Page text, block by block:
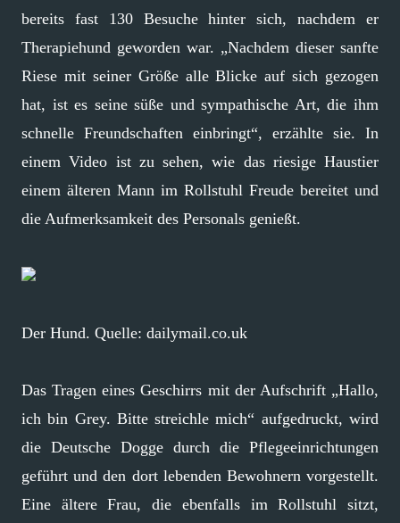
bereits fast 130 Besuche hinter sich, nachdem er
Therapiehund geworden war. „Nachdem dieser sanfte
Riese mit seiner Größe alle Blicke auf sich gezogen
hat, ist es seine süße und sympathische Art, die ihm
schnelle Freundschaften einbringt“, erzählte sie. In
einem Video ist zu sehen, wie das riesige Haustier
einem älteren Mann im Rollstuhl Freude bereitet und
die Aufmerksamkeit des Personals genießt.
Der Hund. Quelle: dailymail.co.uk
Das Tragen eines Geschirrs mit der Aufschrift „Hallo,
ich bin Grey. Bitte streichle mich“ aufgedruckt, wird
die Deutsche Dogge durch die Pflegeeinrichtungen
geführt und den dort lebenden Bewohnern vorgestellt.
Eine ältere Frau, die ebenfalls im Rollstuhl sitzt,